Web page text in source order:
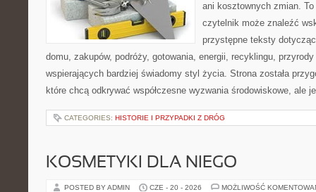
ani kosztownych zmian.
czytelnik może znaleźć
przystępne teksty
domu, zakupów, podróży, gotowania, energii, recyklingu,
wspierających bardziej świadomy styl życia. Strona została
które chcą odkrywać współczesne wyzwania środowiskowe, ale
CATEGORIES: HISTORIE I PRZYPADKI Z DRÓG
KOSMETYKI DLA NIEGO
POSTED BY ADMIN CZE - 20 - 2026 MOŻLIWOŚĆ